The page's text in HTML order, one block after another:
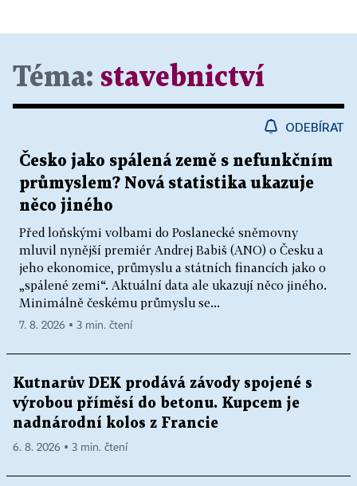
Téma: stavebnictví
ODEBÍRAT
Česko jako spálená země s nefunkčním
průmyslem? Nová statistika ukazuje
něco jiného
Před loňskými volbami do Poslanecké sněmovny
mluvil nynější premiér Andrej Babiš (ANO) o Česku a
jeho ekonomice, průmyslu a státních financích jako o
„spálené zemi“. Aktuální data ale ukazují něco jiného.
Minimálně českému průmyslu se...
7. 8. 2026 ▪ 3 min. čtení
Kutnarův DEK prodává závody spojené s
výrobou příměsí do betonu. Kupcem je
nadnárodní kolos z Francie
6. 8. 2026 ▪ 3 min. čtení